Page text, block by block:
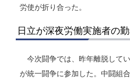
労使が折り合った。
日立が深夜労働実施者の
今次闘争では、昨年離脱して
が統一闘争に参加した。中闘組